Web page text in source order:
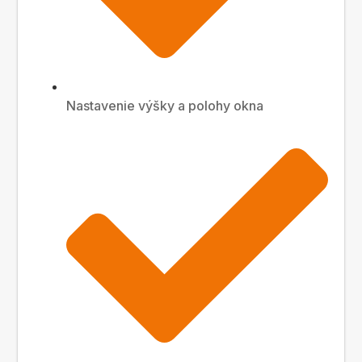
Nastavenie výšky a polohy okna